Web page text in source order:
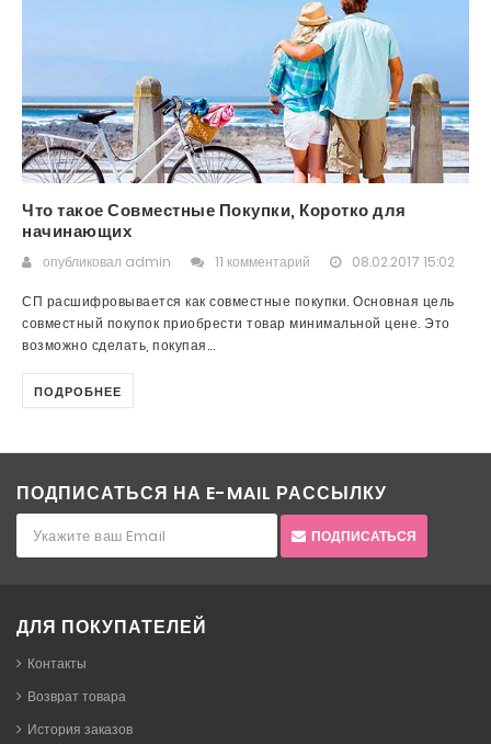
Что такое Совместные Покупки, Коротко для
начинающих
опубликовал admin 11 комментарий 08.02.2017 15:02
СП расшифровывается как совместные покупки. Основная цель
совместный покупок приобрести товар минимальной цене. Это
возможно сделать, покупая...
ПОДРОБНЕЕ
ПОДПИСАТЬСЯ НА E-MAIL РАССЫЛКУ
ПОДПИСАТЬСЯ
ДЛЯ ПОКУПАТЕЛЕЙ
Контакты
Возврат товара
История заказов